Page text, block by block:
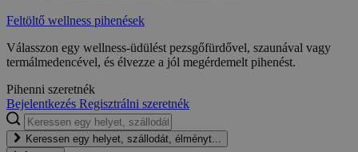
Feltöltő wellness pihenések
Válasszon egy wellness-üdülést pezsgőfürdővel, szaunával vagy
termálmedencével, és élvezze a jól megérdemelt pihenést.
Pihenni szeretnék
Bejelentkezés Regisztrálni szeretnék
Keressen egy helyet, szállodát, élményt...